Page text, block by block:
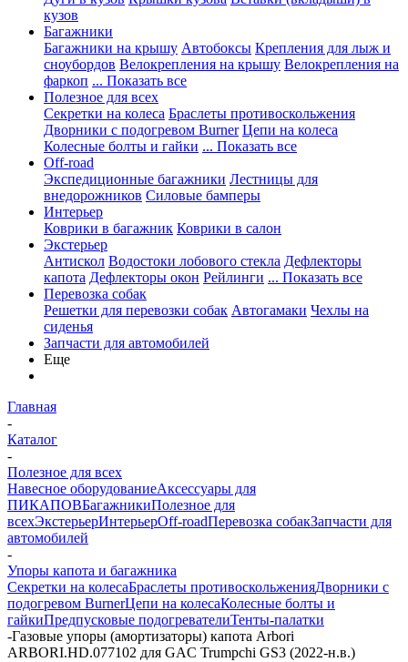
кузов
Багажники
Багажники на крышу Автобоксы Крепления для лыж и
сноубордов Велокрепления на крышу Велокрепления на
фаркоп ... Показать все
Полезное для всех
Секретки на колеса Браслеты противоскольжения
Дворники с подогревом Burner Цепи на колеса
Колесные болты и гайки ... Показать все
Off-road
Экспедиционные багажники Лестницы для
внедорожников Силовые бамперы
Интерьер
Коврики в багажник Коврики в салон
Экстерьер
Антискол Водостоки лобового стекла Дефлекторы
капота Дефлекторы окон Рейлинги ... Показать все
Перевозка собак
Решетки для перевозки собак Автогамаки Чехлы на
сиденья
Запчасти для автомобилей
Еще
Главная
-
Каталог
-
Полезное для всех
Навесное оборудованиеАксессуары для
ПИКАПОВБагажникиПолезное для
всехЭкстерьерИнтерьерOff-roadПеревозка собакЗапчасти для
автомобилей
-
Упоры капота и багажника
Секретки на колесаБраслеты противоскольженияДворники с
подогревом BurnerЦепи на колесаКолесные болты и
гайкиПредпусковые подогревателиТенты-палатки
-Газовые упоры (амортизаторы) капота Arbori
ARBORI.HD.077102 для GAC Trumpchi GS3 (2022-н.в.)